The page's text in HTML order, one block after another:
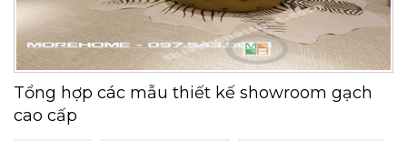
Tổng hợp các mẫu thiết kế showroom gạch
cao cấp